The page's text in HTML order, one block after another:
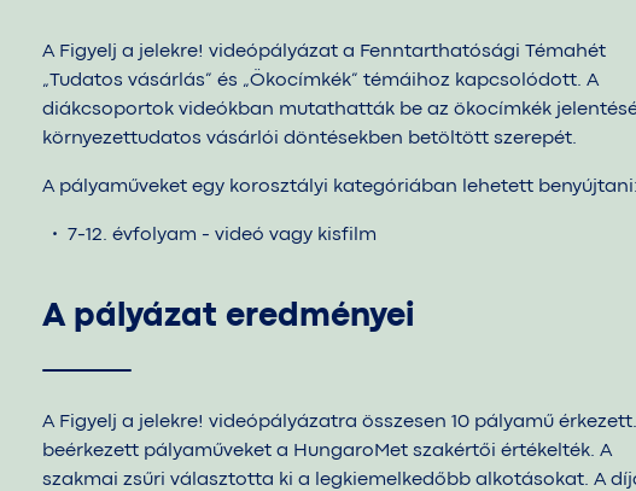
A Figyelj a jelekre! videópályázat a Fenntarthatósági Témahét
„Tudatos vásárlás” és „Ökocímkék” témáihoz kapcsolódott. A
diákcsoportok videókban mutathatták be az ökocímkék
környezettudatos vásárlói döntésekben betöltött szerepét.
A pályaműveket egy korosztályi kategóriában lehetett
7-12. évfolyam - videó vagy kisfilm
A pályázat eredményei
A Figyelj a jelekre! videópályázatra összesen 10 pályamű
beérkezett pályaműveket a HungaroMet szakértői értékelték. A
szakmai zsűri választotta ki a legkiemelkedőbb alkotásokat. A